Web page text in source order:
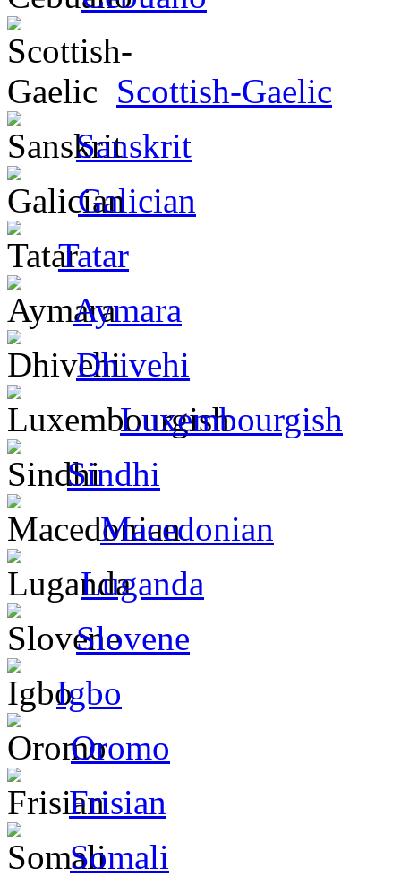
Scottish-Gaelic
Sanskrit
Galician
Tatar
Aymara
Dhivehi
Luxembourgish
Sindhi
Macedonian
Luganda
Slovene
Igbo
Oromo
Frisian
Somali